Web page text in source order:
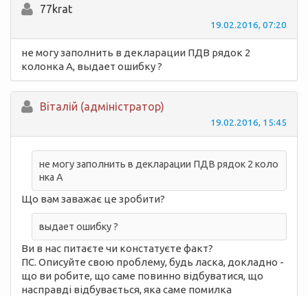
77krat
19.02.2016, 07:20
не могу заполнить в декларации ПДВ рядок 2
колонка А, выдает ошибку ?
Вiталій (адміністратор)
19.02.2016, 15:45
не могу заполнить в декларации ПДВ рядок 2 коло
нка А
Що вам заважає це зробити?
выдает ошибку ?
Ви в нас питаєте чи констатуєте факт?
ПС. Описуйте свою проблему, будь ласка, докладно -
що ви робите, що саме повинно відбуватися, що
насправді відбувається, яка саме помилка